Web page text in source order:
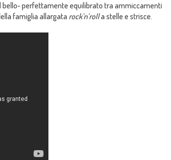
bello- perfettamente equilibrato tra ammiccamenti
famiglia allargata rock’n’rolla stelle e strisce.